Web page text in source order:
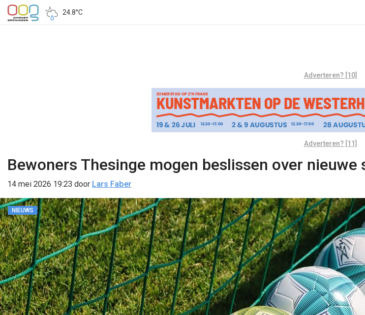
24.8°C
Adverteren? [10]
Adverteren? [11]
Bewoners Thesinge mogen beslissen over
14 mei 2026 19:23 door Lars Faber
NIEUWS